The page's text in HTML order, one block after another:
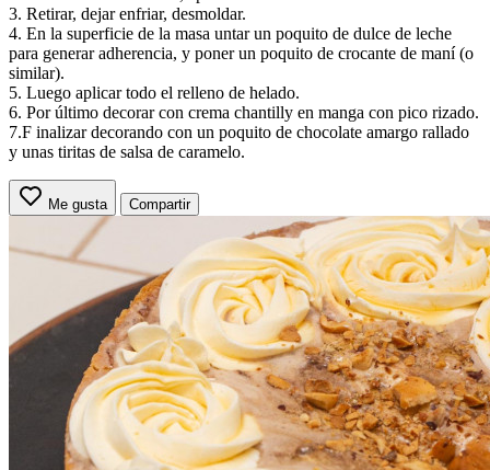
3. Retirar, dejar enfriar, desmoldar.
4. En la superficie de la masa untar un poquito de dulce de leche
para generar adherencia, y poner un poquito de crocante de maní (o
similar).
5. Luego aplicar todo el relleno de helado.
6. Por último decorar con crema chantilly en manga con pico rizado.
7.F inalizar decorando con un poquito de chocolate amargo rallado
y unas tiritas de salsa de caramelo.
Me gusta Compartir